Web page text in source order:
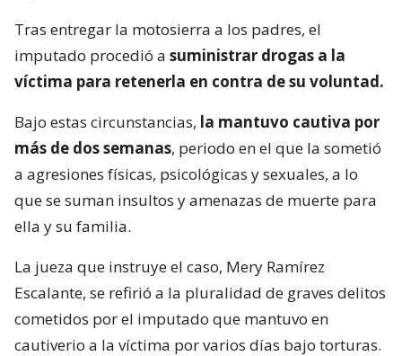
Tras entregar la motosierra a los padres, el
imputado procedió a suministrar drogas a la
víctima para retenerla en contra de su voluntad.
Bajo estas circunstancias, la mantuvo cautiva por
más de dos semanas, periodo en el que la sometió
a agresiones físicas, psicológicas y sexuales, a lo
que se suman insultos y amenazas de muerte para
ella y su familia.
La jueza que instruye el caso, Mery Ramírez
Escalante, se refirió a la pluralidad de graves delitos
cometidos por el imputado que mantuvo en
cautiverio a la víctima por varios días bajo torturas.